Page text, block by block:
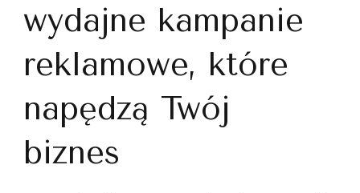
wydajne kampanie
reklamowe, które
napędzą Twój
biznes